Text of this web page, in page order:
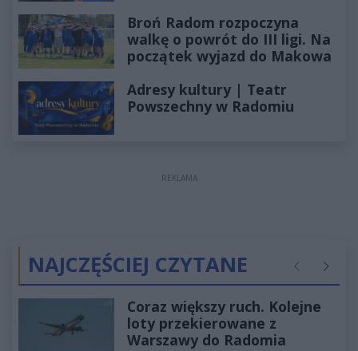
Broń Radom rozpoczyna
walkę o powrót do III ligi. Na
początek wyjazd do Makowa
Adresy kultury | Teatr
Powszechny w Radomiu
REKLAMA
NAJCZĘŚCIEJ CZYTANE Poprzednie
Coraz większy ruch. Kolejne
loty przekierowane z
Warszawy do Radomia